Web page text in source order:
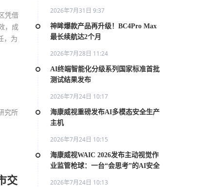
凭借
，成
，为
究所
交
2026年7月31日 9:37
神眸爆款产品再升级！BC4Pro Max
最长续航达2个月
2026年7月28日 11:24
AI终端智能化分级系列国家标准首批
测试结果发布
2026年7月24日 10:17
海康威视重磅发布AI多模态安全生产
主机
2026年7月24日 10:15
海康威视WAIC 2026发布主动视觉作
业监管枪球：一台“会思考”的AI安全
2026年7月24日 10:13